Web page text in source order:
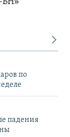
по
падения